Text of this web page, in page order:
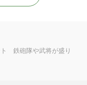
ト 鉄砲隊や武将が盛り